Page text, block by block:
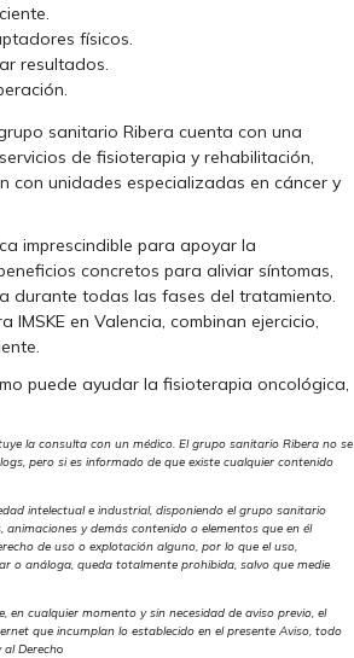
físicos.
resultados.
sanitario Ribera cuenta con una
de fisioterapia y rehabilitación,
unidades especializadas en cáncer y
imprescindible para apoyar la
concretos para aliviar síntomas,
durante todas las fases del tratamiento.
en Valencia, combinan ejercicio,
puede ayudar la fisioterapia oncológica,
la consulta con un médico. El grupo sanitario Ribera no se
pero si es informado de que existe cualquier contenido
intelectual e industrial, disponiendo el grupo sanitario
y demás contenido o elementos que en él
de uso o explotación alguno, por lo que el uso,
o análoga, queda totalmente prohibida, salvo que medie
cualquier momento y sin necesidad de aviso previo, el
que incumplan lo establecido en el presente Aviso, todo
al Derecho